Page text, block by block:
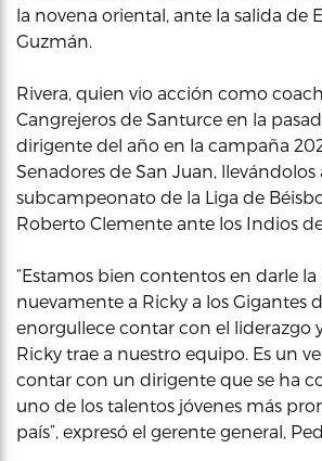
la novena oriental, ante la salida de
Guzmán.
Rivera, quien vio acción como
Cangrejeros de Santurce en la
dirigente del año en la campaña
Senadores de San Juan, llevándolos
subcampeonato de la Liga de
Roberto Clemente ante los Indios
“Estamos bien contentos en darle
nuevamente a Ricky a los Gigantes
enorgullece contar con el liderazgo
Ricky trae a nuestro equipo. Es un
contar con un dirigente que se ha
uno de los talentos jóvenes más
país”, expresó el gerente general,